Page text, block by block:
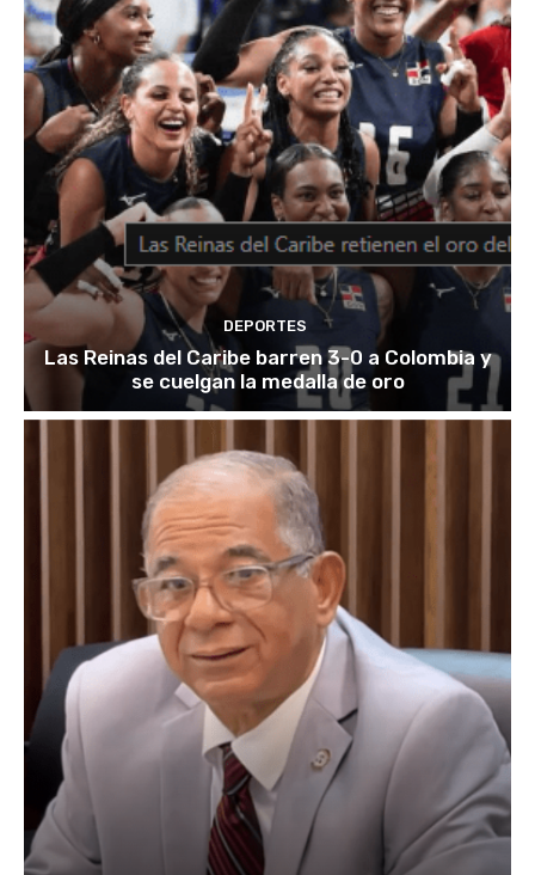
DEPORTES
Las Reinas del Caribe barren 3-0 a Colombia y
se cuelgan la medalla de oro